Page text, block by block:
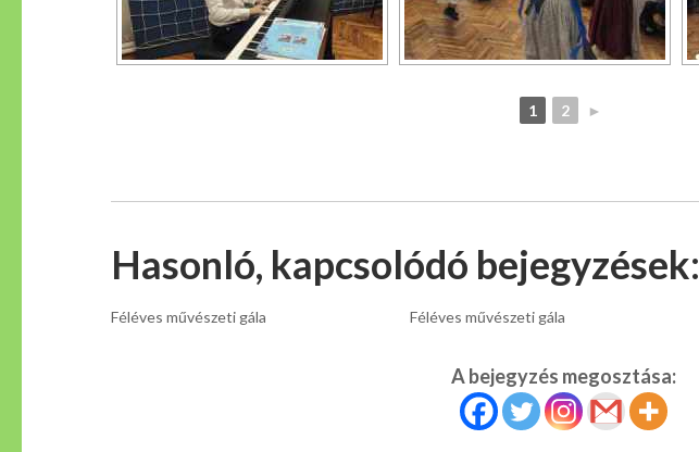
1 2 ►
Hasonló, kapcsolódó bejegyzések:
Féléves művészeti gála Féléves művészeti gála
A bejegyzés megosztása: